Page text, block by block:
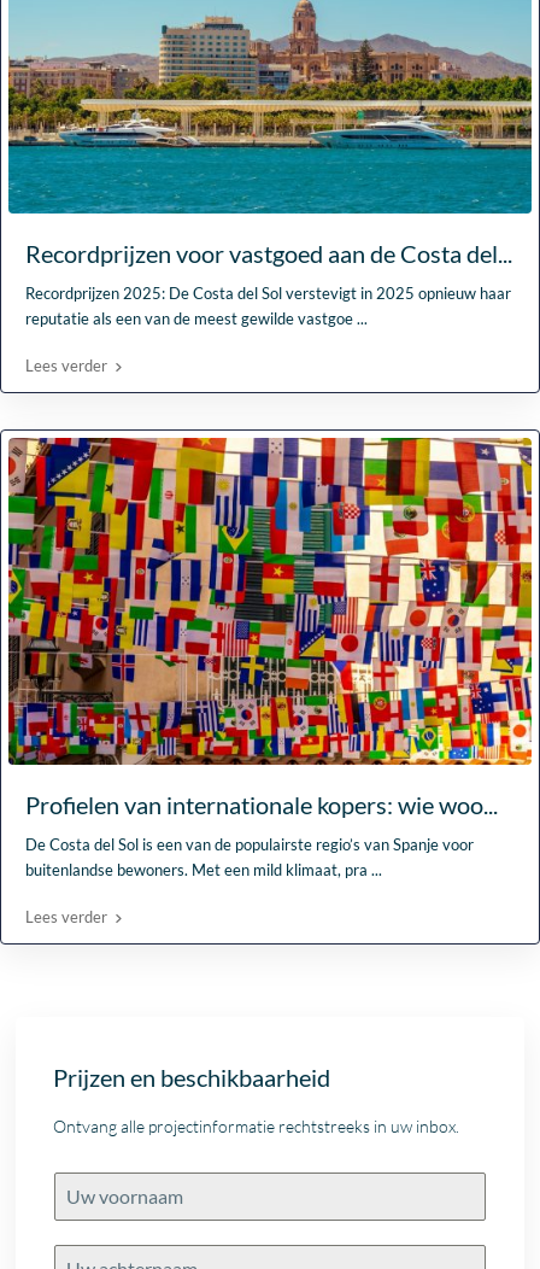
Recordprijzen voor vastgoed aan de Costa del...
Recordprijzen 2025: De Costa del Sol verstevigt in 2025 opnieuw haar
reputatie als een van de meest gewilde vastgoe...
Lees verder
Profielen van internationale kopers: wie woo...
De Costa del Sol is een van de populairste regio’s van Spanje voor
buitenlandse bewoners. Met een mild klimaat, pra...
Lees verder
Prijzen en beschikbaarheid
Ontvang alle projectinformatie rechtstreeks in uw inbox.